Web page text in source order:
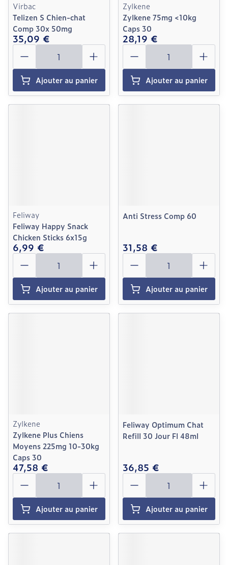
Virbac
Telizen S Chien-chat
Comp 30x 50mg
35,09 €
Quantité
Ajouter au panier
Zylkene
Zylkene 75mg <10kg
Caps 30
28,19 €
Quantité
Ajouter au panier
Feliway
Feliway Happy Snack
Chicken Sticks 6x15g
6,99 €
Quantité
Ajouter au panier
Anti Stress Comp 60
31,58 €
Quantité
Ajouter au panier
Zylkene
Zylkene Plus Chiens
Moyens 225mg 10-30kg
Caps 30
47,58 €
Quantité
Ajouter au panier
Feliway Optimum Chat
Refill 30 Jour Fl 48ml
36,85 €
Quantité
Ajouter au panier